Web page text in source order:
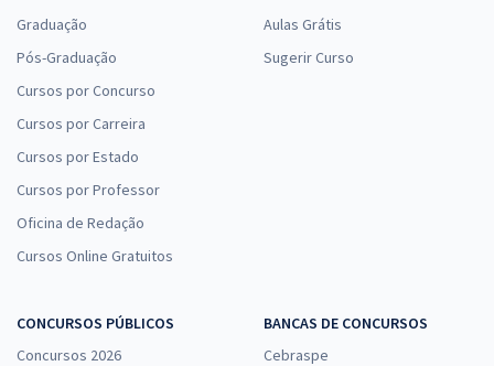
Graduação
Pós-Graduação
Cursos por Concurso
Cursos por Carreira
Cursos por Estado
Cursos por Professor
Oficina de Redação
Cursos Online Gratuitos
Aulas Grátis
Sugerir Curso
CONCURSOS PÚBLICOS
Concursos 2026
BANCAS DE CONCURSOS
Cebraspe